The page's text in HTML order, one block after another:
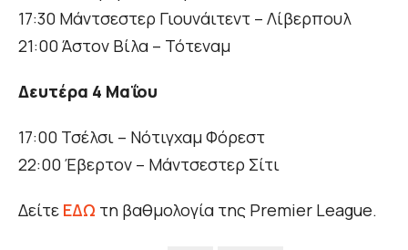
17:30 Μάντσεστερ Γιουνάιτεντ – Λίβερπουλ
21:00 Άστον Βίλα – Τότεναμ
Δευτέρα 4 Μαΐου
17:00 Τσέλσι – Νότιγχαμ Φόρεστ
22:00 Έβερτον – Μάντσεστερ Σίτι
Δείτε ΕΔΩ τη βαθμολογία της Premier League.